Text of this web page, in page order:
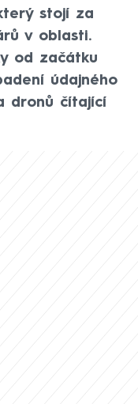
stojí za
v oblasti.
od začátku
údajného
dronů čítající